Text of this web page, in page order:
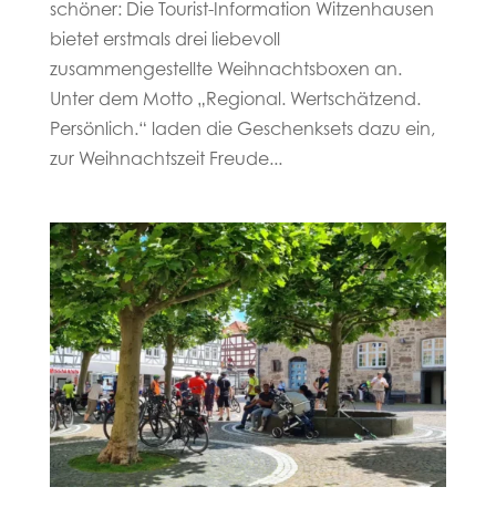
schöner: Die Tourist-Information Witzenhausen
bietet erstmals drei liebevoll
zusammengestellte Weihnachtsboxen an.
Unter dem Motto „Regional. Wertschätzend.
Persönlich.“ laden die Geschenksets dazu ein,
zur Weihnachtszeit Freude...